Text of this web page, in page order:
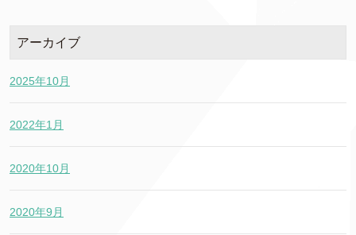
アーカイブ
2025年10月
2022年1月
2020年10月
2020年9月